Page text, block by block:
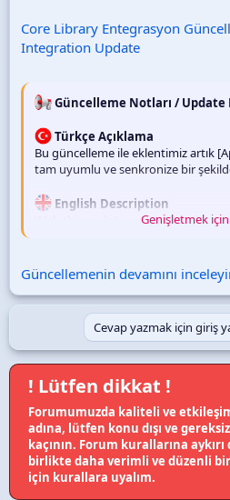
Core Library Entegrasyon
Integration Update
Güncelleme Notları / Update
Türkçe Açıklama
Bu güncelleme ile eklentimiz artık
tam uyumlu ve senkronize bir
English Description
With this update, our add-on is
Genişletmek için
Güncellemenin devamını
Cevap yazmak için giriş
! Lütfen dikkat !
Forumumuzda kaliteli ve
adına, lütfen konu dışı ve
kaçının. Forum kurallarına
birlikte daha verimli ve düzenli
için kurallara uyalım.